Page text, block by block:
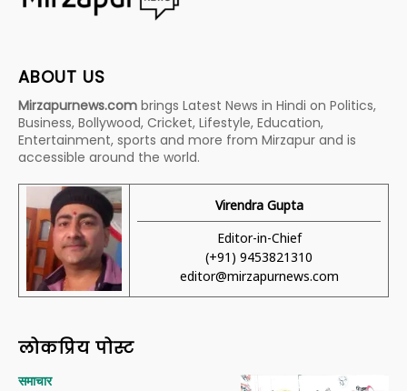
ABOUT US
Mirzapurnews.com brings Latest News in Hindi on Politics,
Business, Bollywood, Cricket, Lifestyle, Education,
Entertainment, sports and more from Mirzapur and is
accessible around the world.
Virendra Gupta
Editor-in-Chief
(+91) 9453821310
editor@mirzapurnews.com
लोकप्रिय पोस्ट
समाचार